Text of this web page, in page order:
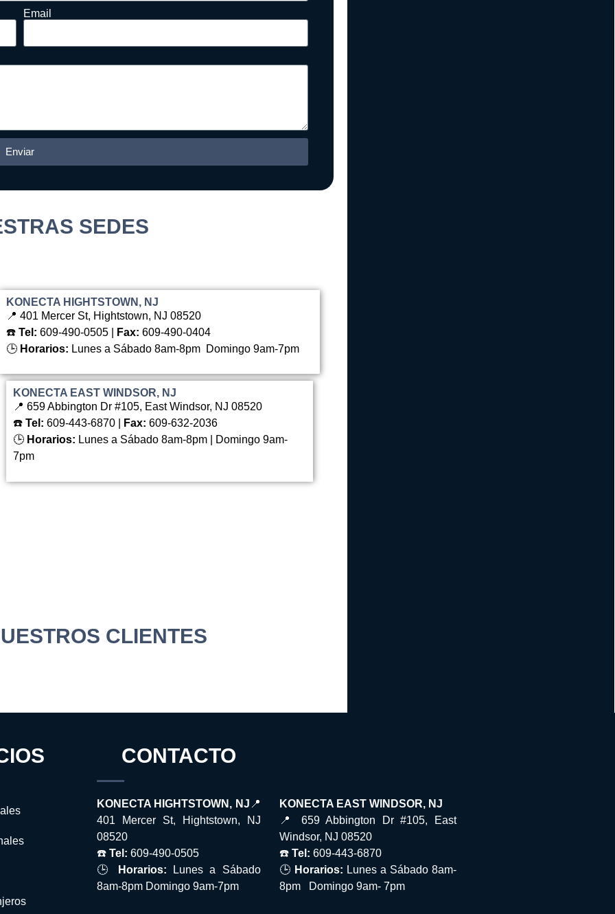
Email
Enviar
SEDES
KONECTA HIGHTSTOWN, NJ
📍 401 Mercer St, Hightstown, NJ 08520
☎️Tel:609-490-0505 | Fax:609-490-0404
🕒 Horarios: Lunes a Sábado 8am-8pm Domingo 9am-7pm
KONECTA EAST WINDSOR, NJ
📍 659 Abbington Dr #105, East Windsor, NJ 08520
☎️Tel: 609-443-6870 | Fax: 609-632-2036
🕒 Horarios: Lunes a Sábado 8am-8pm | Domingo 9am-
7pm
CLIENTES
CONTACTO
KONECTA HIGHTSTOWN, NJ 📍
401 Mercer St, Hightstown, NJ
08520
☎️Tel:609-490-0505
🕒
Horarios: Lunes a Sábado
8am-8pm Domingo 9am-7pm
KONECTA EAST WINDSOR, NJ
📍 659 Abbington Dr #105, East
Windsor, NJ 08520
☎️Tel: 609-443-6870
🕒 Horarios: Lunes a Sábado 8am-
8pm Domingo 9am- 7pm